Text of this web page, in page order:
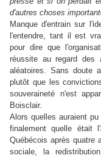
d'autres choses
Manque d'entrain sur
l'entendre, tant il est
pour dire que
réussite au regard des
aléatoires. Sans doute
plutôt que les
souveraineté n'est
Boisclair.
Alors quelles auraient
finalement quelle était
Québécois après quatre
sociale, la